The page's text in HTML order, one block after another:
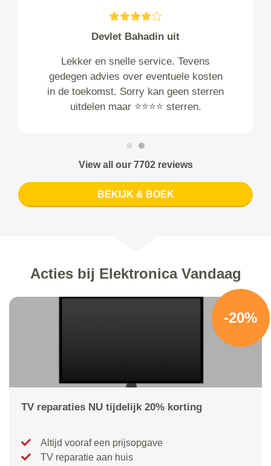
Devlet Bahadin uit
Lekker en snelle service. Tevens
gedegen advies over eventuele kosten
in de toekomst. Sorry kan geen sterren
uitdelen maar ⭐️⭐️⭐️⭐️ sterren.
View all our 7702 reviews
BEKIJK & BOEK
Acties bij Elektronica Vandaag
-20%
TV reparaties NU tijdelijk 20% korting
Altijd vooraf een prijsopgave
TV reparatie aan huis